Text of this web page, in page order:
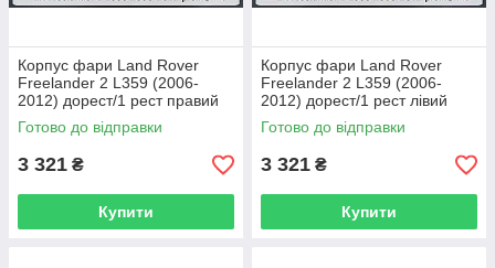
Корпус фари Land Rover
Freelander 2 L359 (2006-
2012) дорест/1 рест правий
Готово до відправки
3 321 ₴
Купити
Корпус фари Land Rover
Freelander 2 L359 (2006-
2012) дорест/1 рест лівий
Готово до відправки
3 321 ₴
Купити